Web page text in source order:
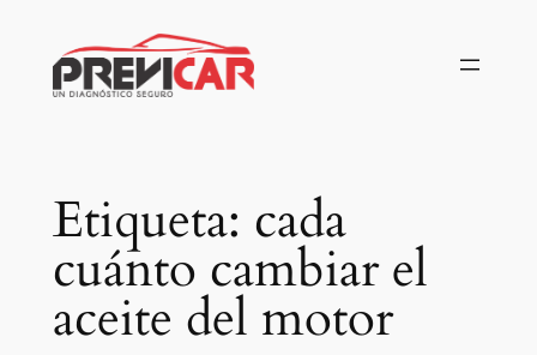
contenido
Etiqueta: cada
cuánto cambiar el
aceite del motor